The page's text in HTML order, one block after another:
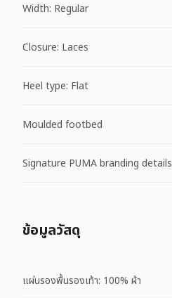
Width: Regular
Closure: Laces
Heel type: Flat
Moulded footbed
Signature PUMA branding details
ข้อมูลวัสดุ
แผ่นรองพื้นรองเท้า: 100% ผ้า